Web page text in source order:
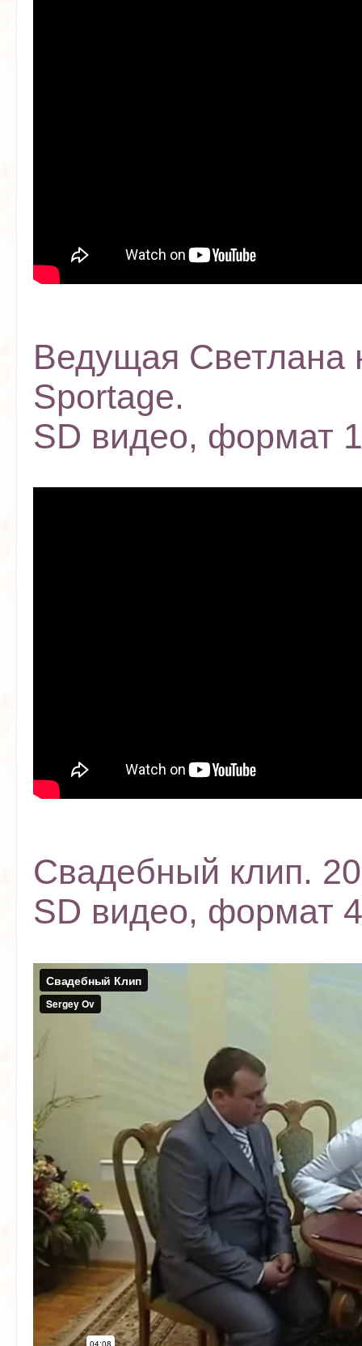
Ведущая Светлана
Sportage.
SD видео, формат
Свадебный клип.
SD видео, формат